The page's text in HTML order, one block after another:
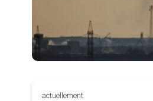
actuellement